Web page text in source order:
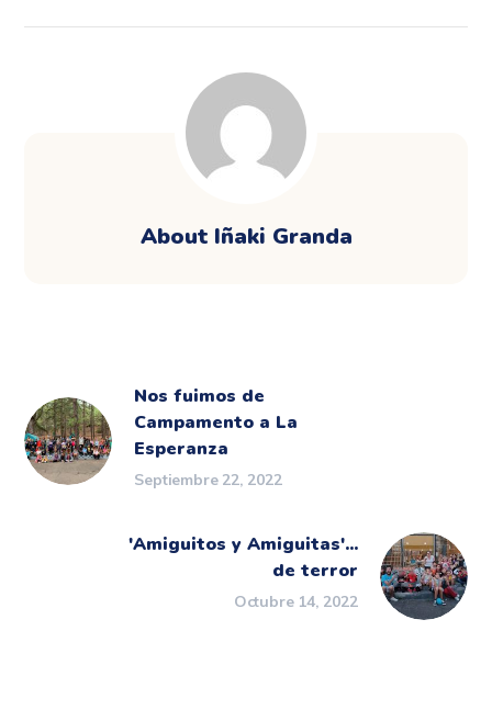
About Iñaki Granda
Nos fuimos de
Campamento a La
Esperanza
Septiembre 22, 2022
'Amiguitos y Amiguitas'...
de terror
Octubre 14, 2022